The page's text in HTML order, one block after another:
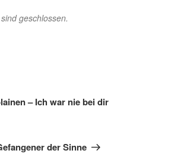
geschlossen.
– Ich war nie bei dir
der Sinne